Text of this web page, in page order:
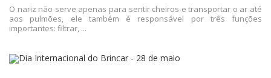
O nariz não serve apenas para sentir cheiros e transportar o ar até
aos pulmões, ele também é responsável por três funções
importantes: filtrar, ...